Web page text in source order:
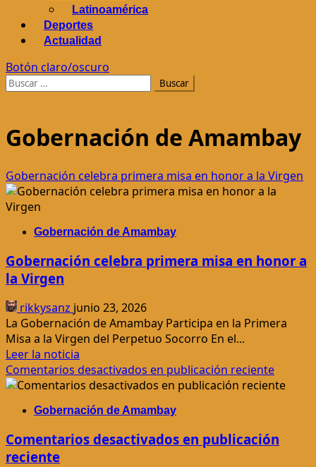
Latinoamérica
Deportes
Actualidad
Botón claro/oscuro
Buscar:
Gobernación de Amambay
Gobernación celebra primera misa en honor a la Virgen
Gobernación de Amambay
Gobernación celebra primera misa en honor a
la Virgen
rikkysanz junio 23, 2026
La Gobernación de Amambay Participa en la Primera
Misa a la Virgen del Perpetuo Socorro En el...
Leer la noticia
más
acerca
Gobernación
celebra
primera
Comentarios desactivados en publicación reciente
Gobernación de Amambay
Comentarios desactivados en publicación
reciente